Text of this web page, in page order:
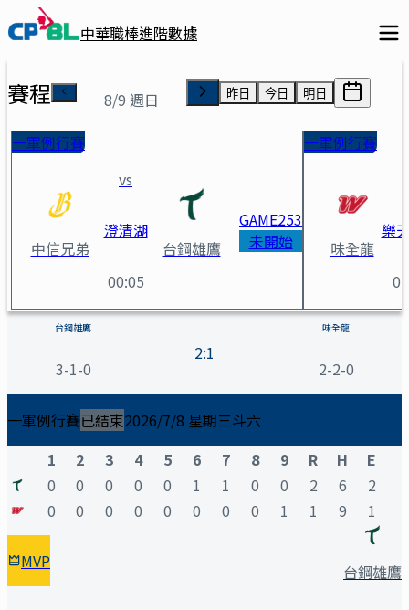
中華職棒進階數據
賽程 8/9 週日 昨日 今日 明日
一軍例行賽
中信兄弟
vs
澄清湖
00:05
台鋼雄鷹
GAME253
未開始
一軍例行賽
味全龍
樂
台鋼雄鷹 vs 味全龍 賽事詳情
台鋼雄鷹
3-1-0
2:1
味全龍
2-2-0
一軍例行賽已結束2026/7/8 星期三斗六
1
2 3 4 5 6 7 8 9 R H
E
0
0 0 0 0 1 1 0 0 2 6
2
0
0 0 0 0 0 0 0 1 1 9 1
MVP 台鋼雄鷹